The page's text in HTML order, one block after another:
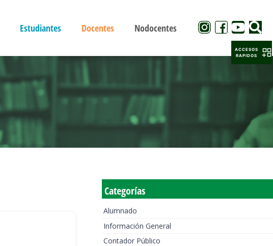
Estudiantes Docentes Nodocentes
Categorías
Alumnado
Información General
Contador Público
ACCESOS
RAPIDOS